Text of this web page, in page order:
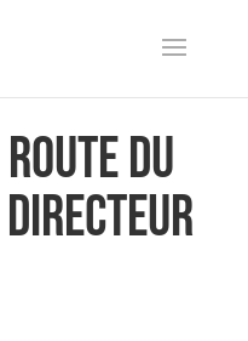
du